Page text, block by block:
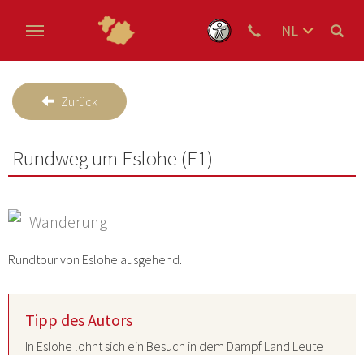
NL
Zurück
Rundweg um Eslohe (E1)
Wanderung
Rundtour von Eslohe ausgehend.
Tipp des Autors
In Eslohe lohnt sich ein Besuch in dem Dampf Land Leute